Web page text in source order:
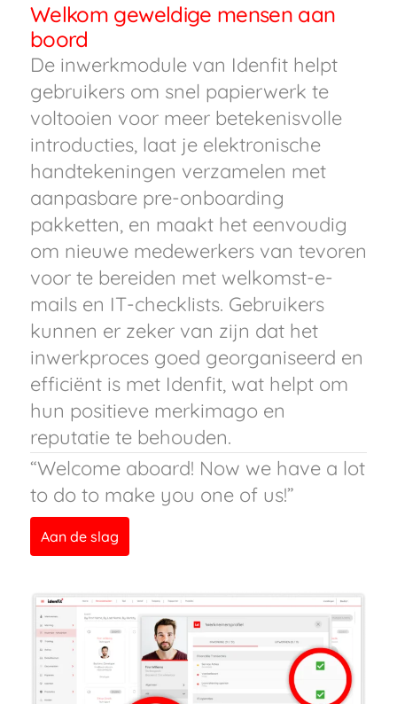
Welkom geweldige mensen aan
boord
De inwerkmodule van Idenfit helpt
gebruikers om snel papierwerk te
voltooien voor meer betekenisvolle
introducties, laat je elektronische
handtekeningen verzamelen met
aanpasbare pre-onboarding
pakketten, en maakt het eenvoudig
om nieuwe medewerkers van tevoren
voor te bereiden met welkomst-e-
mails en IT-checklists. Gebruikers
kunnen er zeker van zijn dat het
inwerkproces goed georganiseerd en
efficiënt is met Idenfit, wat helpt om
hun positieve merkimago en
reputatie te behouden.
“Welcome aboard! Now we have a lot
to do to make you one of us!”
Aan de slag